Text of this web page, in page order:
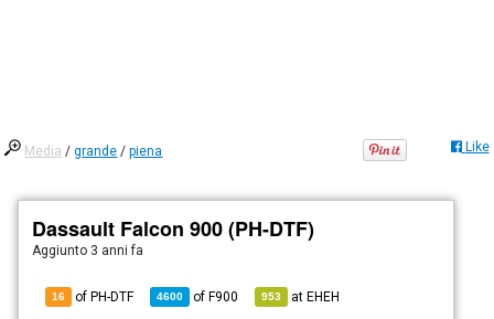
Media /grande /piena Like
Dassault Falcon 900 (PH-DTF)
Aggiunto 3 anni fa
16 of PH-DTF 4600 ofF900 953 atEHEH